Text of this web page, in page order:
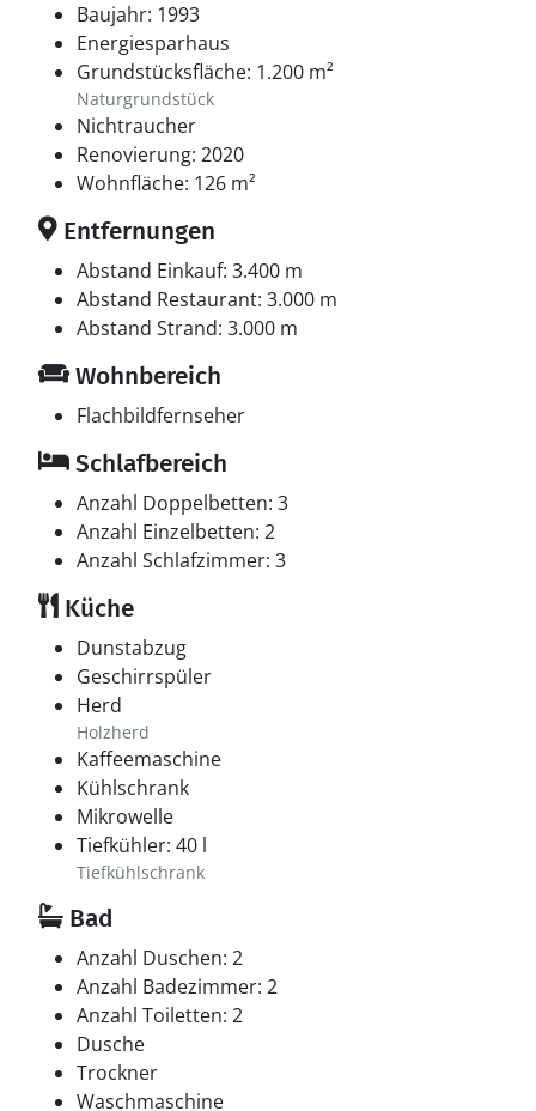
Baujahr: 1993
Energiesparhaus
Grundstücksfläche: 1.200 m²
Naturgrundstück
Nichtraucher
Renovierung: 2020
Wohnfläche: 126 m²
Entfernungen
Abstand Einkauf: 3.400 m
Abstand Restaurant: 3.000 m
Abstand Strand: 3.000 m
Wohnbereich
Flachbildfernseher
Schlafbereich
Anzahl Doppelbetten: 3
Anzahl Einzelbetten: 2
Anzahl Schlafzimmer: 3
Küche
Dunstabzug
Geschirrspüler
Herd
Holzherd
Kaffeemaschine
Kühlschrank
Mikrowelle
Tiefkühler: 40 l
Tiefkühlschrank
Bad
Anzahl Duschen: 2
Anzahl Badezimmer: 2
Anzahl Toiletten: 2
Dusche
Trockner
Waschmaschine